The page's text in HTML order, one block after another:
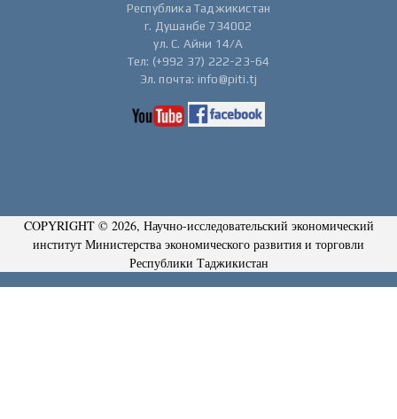
Республика Таджикистан
г. Душанбе 734002
ул. С. Айни 14/А
Тел: (+992 37) 222-23-64
Эл. почта: info@piti.tj
COPYRIGHT © 2026, Научно-исследовательский экономический
институт Министерства экономического развития и торговли
Республики Таджикистан